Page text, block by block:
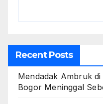
Recent Posts
Mendadak Ambruk
Bogor Meninggal